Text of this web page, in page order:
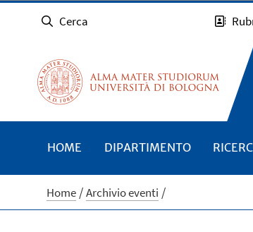
Cerca
HOME DIPARTIMENTO
Home Archivio eventi